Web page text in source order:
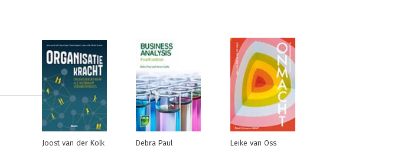
Joost van der Kolk Debra Paul Leike van Oss